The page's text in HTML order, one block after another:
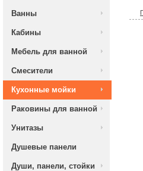
Ванны
Кабины
Мебель для ванной
Смесители
Кухонные мойки
Раковины для ванной
Унитазы
Душевые панели
Души, панели, стойки